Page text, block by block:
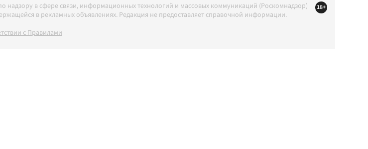
в сфере связи, информационных технологий и массовых коммуникаций (Роскомнадзор)
в рекламных объявлениях. Редакция не предоставляет справочной информации.
с Правилами
18+